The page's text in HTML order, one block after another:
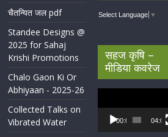
चैतन्यित जल pdf
Standee Designs @
2025 for Sahaj
Krishi Promotions
Chalo Gaon Ki Or
Abhiyaan - 2025-26
Collected Talks on
Vibrated Water
Select Language ▼
सहज कृषि –
मीडिया कवरेज
Player
00:00 04:07